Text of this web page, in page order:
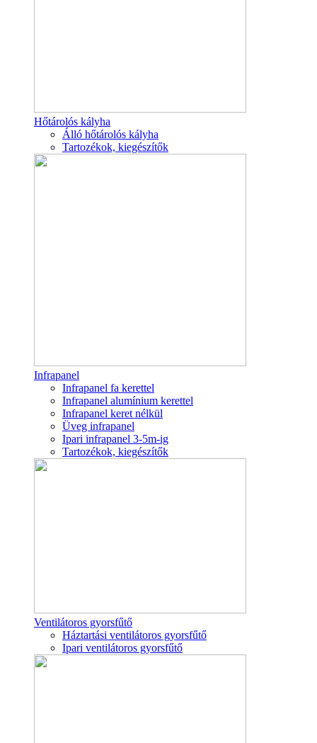
Hőtárolós kályha
Álló hőtárolós kályha
Tartozékok, kiegészítők
Infrapanel
Infrapanel fa kerettel
Infrapanel alumínium kerettel
Infrapanel keret nélkül
Üveg infrapanel
Ipari infrapanel 3-5m-ig
Tartozékok, kiegészítők
Ventilátoros gyorsfűtő
Háztartási ventilátoros gyorsfűtő
Ipari ventilátoros gyorsfűtő